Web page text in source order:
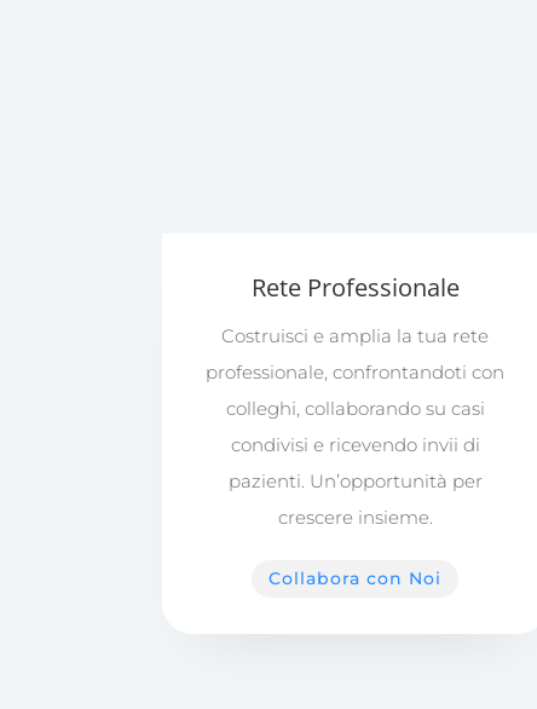
Rete Professionale
Costruisci e amplia la tua rete
professionale, confrontandoti con
colleghi, collaborando su casi
condivisi e ricevendo invii di
pazienti. Un’opportunità per
crescere insieme.
Collabora con Noi